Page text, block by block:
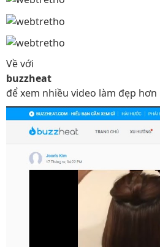
Về với
buzzheat
để xem nhiều video làm đẹp